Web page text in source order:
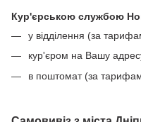
Кур'єрською службою
у відділення (за
кур'єром на Вашу
в поштомат (за